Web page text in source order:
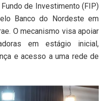
de Investimento (FIP)
Banco do Nordeste em
O mecanismo visa apoiar
em estágio inicial,
e acesso a uma rede de